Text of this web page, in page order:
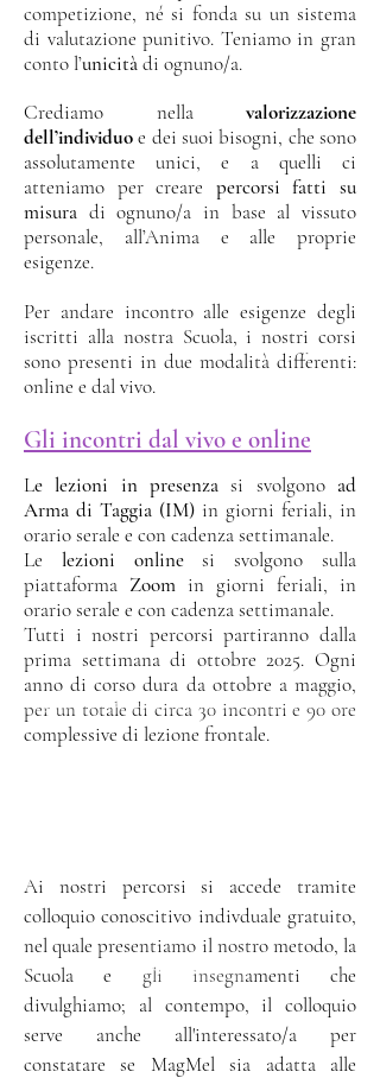
competizione, né si fonda su un sistema
di valutazione punitivo. Teniamo in gran
conto l’unicitàdi ognuno/a.
Crediamo nella valorizzazione
dell’individuoe dei suoi bisogni, che sono
assolutamente unici, e a quelli ci
atteniamo per creare percorsi fatti su
misura di ognuno/a in base al vissuto
personale, all’Anima e alle proprie
esigenze.
Per andare incontro alle esigenze degli
iscritti alla nostra Scuola, i nostri corsi
sono presenti in due modalità differenti:
online e dal vivo.
Gli incontri dal vivo e online
Le lezioni in presenzasi svolgono ad
Arma di Taggia (IM) in giorni feriali, in
orario serale e con cadenza settimanale.
Le lezioni onlinesi svolgono sulla
piattaforma Zoom in giorni feriali, in
orario serale e con cadenza settimanale.
Tutti i nostri percorsi partiranno dalla
prima settimana di ottobre 2025. Ogni
anno di corso dura da ottobre a maggio,
per un totale di circa 30 incontri e 90 ore
complessive di lezione frontale.
Ai nostri percorsi si accede tramite
colloquio conoscitivo indivduale gratuito,
nel quale presentiamo il nostro metodo, la
Scuola e gli insegnamenti che
divulghiamo; al contempo, il colloquio
serve anche all'interessato/a per
constatare se MagMel sia adatta alle
Contattaci
Leggi la nostra brochure per i percorsi 2024/2025